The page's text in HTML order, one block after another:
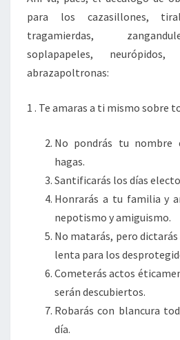
para los cazasillones,
tragamierdas,
soplapapeles, neurópidos,
abrazapoltronas:
1 . Te amaras a ti mismo sobre
No pondrás tu nombre
hagas.
Santificarás los días
Honrarás a tu familia y
nepotismo y amiguismo.
No matarás, pero
lenta para los
Cometerás actos
serán descubiertos.
Robarás con blancura
día.